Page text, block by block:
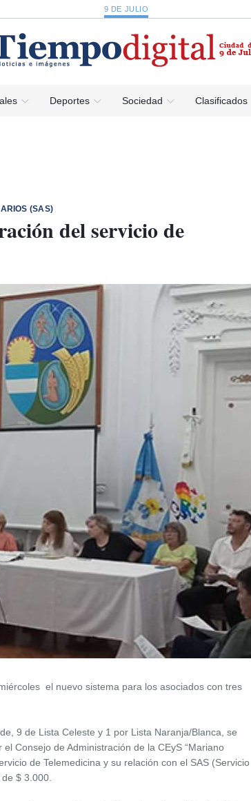
9 DE JULIO
Deportes Sociedad Clasificados
(SAS)
del servicio de
el nuevo sistema para los asociados con tres
9 de Lista Celeste y 1 por Lista Naranja/Blanca, se
Consejo de Administración de la CEyS “Mariano
de Telemedicina y su relación con el SAS (Servicio
$ 3.000.